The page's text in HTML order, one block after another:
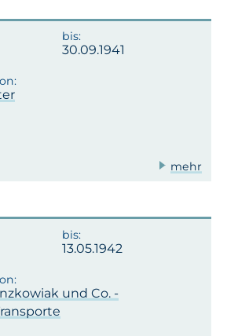
30.09.1941
mehr
13.05.1942
und Co. -